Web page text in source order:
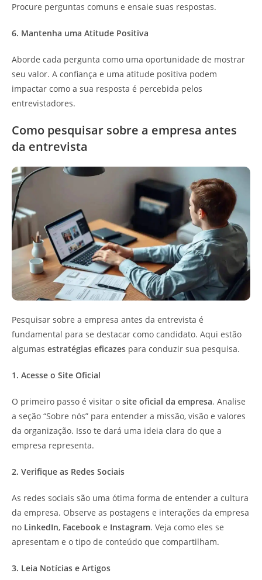
Procure perguntas comuns e ensaie suas respostas.
6. Mantenha uma Atitude Positiva
Aborde cada pergunta como uma oportunidade de mostrar
seu valor. A confiança e uma atitude positiva podem
impactar como a sua resposta é percebida pelos
entrevistadores.
Como pesquisar sobre a empresa antes
da entrevista
Pesquisar sobre a empresa antes da entrevista é
fundamental para se destacar como candidato. Aqui estão
algumas estratégias eficazes para conduzir sua pesquisa.
1. Acesse o Site Oficial
O primeiro passo é visitar o site oficial da empresa. Analise
a seção “Sobre nós” para entender a missão, visão e valores
da organização. Isso te dará uma ideia clara do que a
empresa representa.
2. Verifique as Redes Sociais
As redes sociais são uma ótima forma de entender a cultura
da empresa. Observe as postagens e interações da empresa
no LinkedIn, Facebook e Instagram. Veja como eles se
apresentam e o tipo de conteúdo que compartilham.
3. Leia Notícias e Artigos